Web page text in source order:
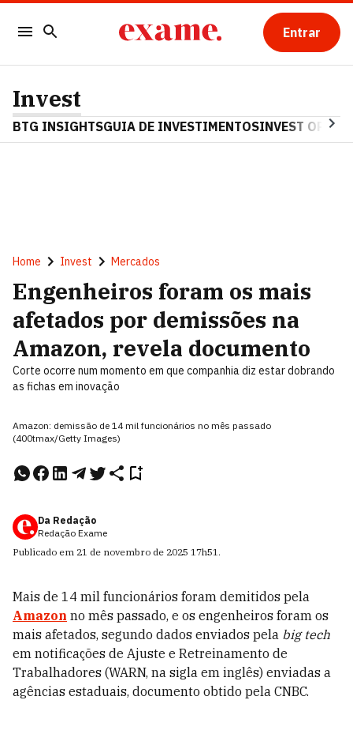
Entrar
Invest
BTG INSIGHTSGUIA DE INVESTIMENTOSINVEST OPINA
Home Invest Mercados
Engenheiros foram os mais
afetados por demissões na
Amazon, revela documento
Corte ocorre num momento em que companhia diz estar dobrando
as fichas em inovação
Amazon: demissão de 14 mil funcionários no mês passado
(400tmax/Getty Images)
Da Redação
Redação Exame
Publicado em 21 de novembro de 2025 17h51.
Mais de 14 mil funcionários foram demitidos pela
Amazon no mês passado, e os engenheiros foram os
mais afetados, segundo dados enviados pela big tech
em notificações de Ajuste e Retreinamento de
Trabalhadores (WARN, na sigla em inglês) enviadas a
agências estaduais, documento obtido pela CNBC.